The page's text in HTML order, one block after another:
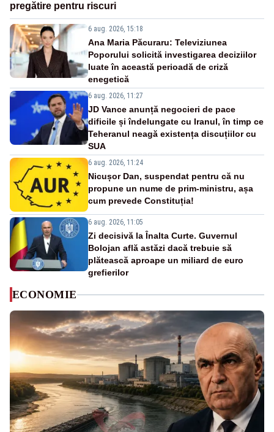
pregătire pentru riscuri
6 aug. 2026, 15:18
Ana Maria Păcuraru: Televiziunea
Poporului solicită investigarea deciziilor
luate în această perioadă de criză
enegetică
6 aug. 2026, 11:27
JD Vance anunță negocieri de pace
dificile și îndelungate cu Iranul, în timp ce
Teheranul neagă existența discuțiilor cu
SUA
6 aug. 2026, 11:24
Nicușor Dan, suspendat pentru că nu
propune un nume de prim-ministru, așa
cum prevede Constituția!
6 aug. 2026, 11:05
Zi decisivă la Înalta Curte. Guvernul
Bolojan află astăzi dacă trebuie să
plătească aproape un miliard de euro
grefierilor
ECONOMIE